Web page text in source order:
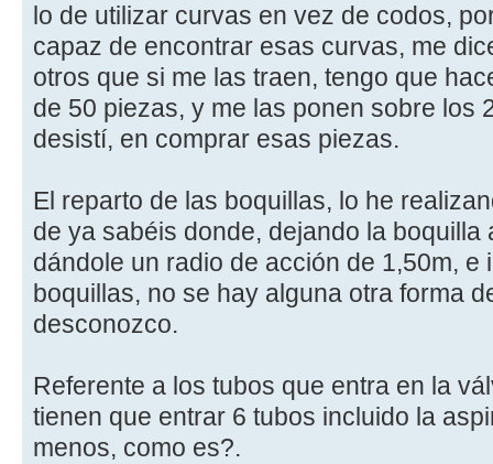
lo de utilizar curvas en vez de codos,
capaz de encontrar esas curvas, me
otros que si me las traen, tengo que
de 50 piezas, y me las ponen sobre los
desistí, en comprar esas piezas.
El reparto de las boquillas, lo he
de ya sabéis donde, dejando la
dándole un radio de acción de 1,50m, e
boquillas, no se hay alguna otra forma
desconozco.
Referente a los tubos que entra en la
tienen que entrar 6 tubos incluido la
menos, como es?.